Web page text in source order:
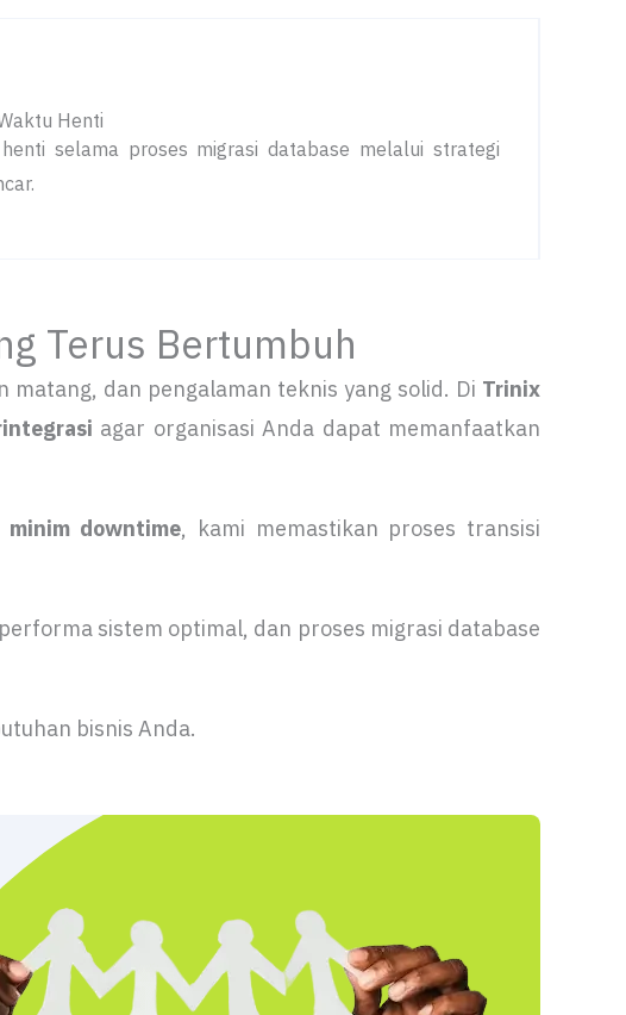
Henti
selama proses migrasi database melalui strategi
Terus Bertumbuh
dan pengalaman teknis yang solid. Di Trinix
agar organisasi Anda dapat memanfaatkan
downtime, kami memastikan proses transisi
sistem optimal, dan proses migrasi database
bisnis Anda.